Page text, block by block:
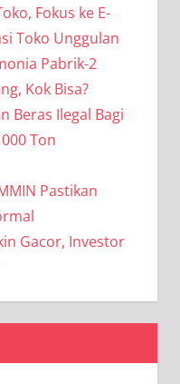
Fokus ke E-
Toko Unggulan
Pabrik-2
Kok Bisa?
Beras Ilegal Bagi
Ton
Pastikan
Gacor, Investor